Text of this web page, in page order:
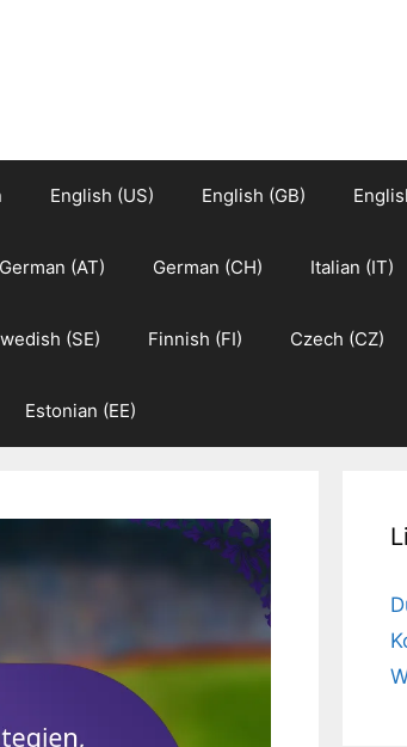
English (US) English (GB)
German (AT) German (CH) Italian (IT)
(SE) Finnish (FI) Czech (CZ)
Estonian (EE)